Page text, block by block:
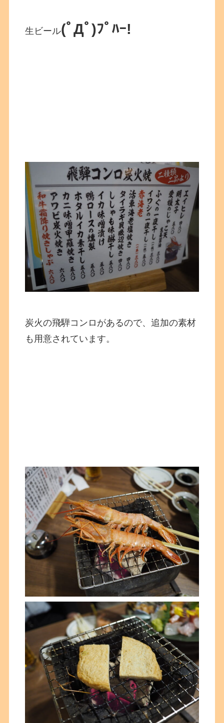
生ビール(ﾟДﾟ)ﾌﾟﾊｰ!
炭火の飛騨コンロがあるので、追加の素材
も用意されています。